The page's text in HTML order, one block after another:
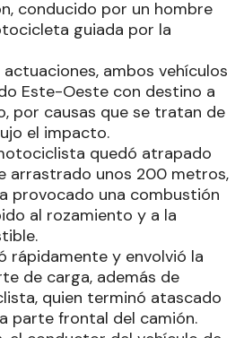
conducido por un hombre
guiada por la
ambos vehículos
Este-Oeste con destino a
por causas que se tratan de
el impacto.
quedó atrapado
arrastrado unos 200 metros,
provocado una combustión
al rozamiento y a la
rápidamente y envolvió la
de carga, además de
quien terminó atascado
parte frontal del camión.